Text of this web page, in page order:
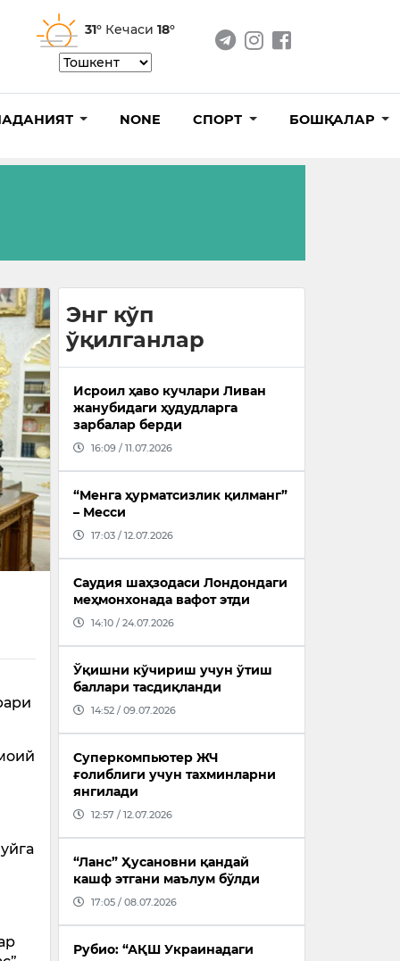
31° Кечаси 18°
NONE СПОРТ БОШҚАЛАР
Энг кўп
ўқилганлар
Исроил ҳаво кучлари Ливан
жанубидаги ҳудудларга
зарбалар берди
16:09 / 11.07.2026
“Менга ҳурматсизлик қилманг”
– Месси
17:03 / 12.07.2026
Саудия шаҳзодаси Лондондаги
меҳмонхонада вафот этди
14:10 / 24.07.2026
Ўқишни кўчириш учун ўтиш
баллари тасдиқланди
14:52 / 09.07.2026
Суперкомпьютер ЖЧ
ғолиблиги учун тахминларни
янгилади
12:57 / 12.07.2026
“Ланс” Ҳусановни қандай
кашф этгани маълум бўлди
17:05 / 08.07.2026
Рубио: “АҚШ Украинадаги